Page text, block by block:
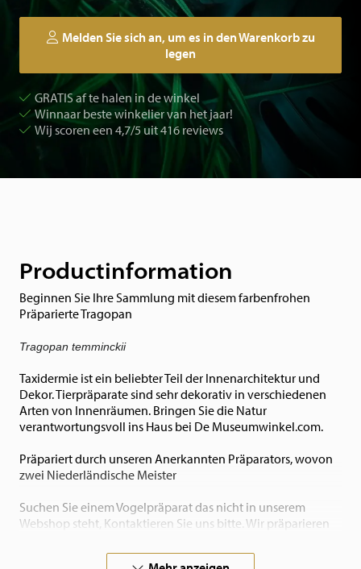
Melden Sie sich an, um es in den Warenkorb zu
legen
GRATIS af te halen in de winkel
Winnaar beste winkelier van het jaar!
Wij scoren een 4,7/5 uit 416 reviews
Productinformation
Beginnen Sie Ihre Sammlung mit diesem farbenfrohen
Präparierte Tragopan
Tragopan temminckii
Taxidermie ist ein beliebter Teil der Innenarchitektur und
Dekor. Tierpräparate sind sehr dekorativ in verschiedenen
Arten von Innenräumen. Bringen Sie die Natur
verantwortungsvoll ins Haus bei De Museumwinkel.com.
Präpariert durch unseren Anerkannten Präparators, wovon
zwei Niederländische Meister
Suchen Sie einem Vogelpräparat das nicht in unserem
Webshop steht, Kontaktieren Sie uns bitte. Wir präparieren